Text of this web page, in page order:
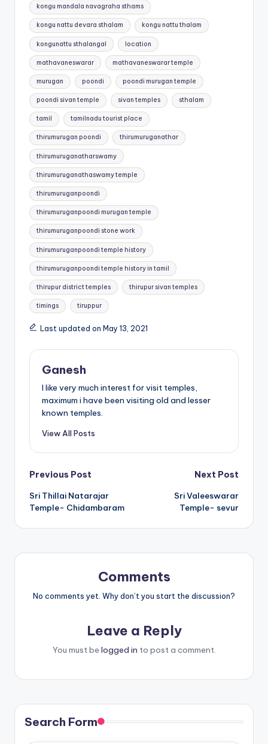
kongu mandala navagraha sthams
kongu nattu devara sthalam kongu nattu thalam
kongunattu sthalangal location
mathavaneswarar mathavaneswarar temple
murugan poondi poondi murugan temple
poondi sivan temple sivan temples sthalam
tamil tamilnadu tourist place
thirumurugan poondi thirumuruganathar
thirumuruganatharswamy
thirumuruganathaswamy temple
thirumuruganpoondi
thirumuruganpoondi murugan temple
thirumuruganpoondi stone work
thirumuruganpoondi temple history
thirumuruganpoondi temple history in tamil
thirupur district temples thirupur sivan temples
timings tiruppur
Last updated on May 13, 2021
Ganesh
I like very much interest for visit temples,
maximum i have been visiting old and lesser
known temples.
View All Posts
Post
navigation
Previous Post
Sri Thillai Natarajar
Temple- Chidambaram
Next Post
Sri Valeeswarar
Temple- sevur
Comments
No comments yet. Why don’t you start the discussion?
Leave a Reply
You must be logged in to post a comment.
Search Form